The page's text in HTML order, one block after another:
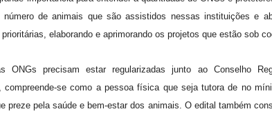
de animais que são assistidos nessas instituições e
elaborando e aprimorando os projetos que estão sob
ONGs precisam estar regularizadas junto ao Conselho
compreende-se como a pessoa física que seja tutora de no
preze pela saúde e bem-estar dos animais. O edital também